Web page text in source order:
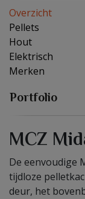
Overzicht
Pellets
Hout
Elektrisch
Merken
Portfolio
MCZ
De eenvoudige
tijdloze
deur, het